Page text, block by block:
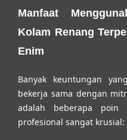
Manfaat
Kolam Renang
Enim
Banyak keuntungan
bekerja sama dengan
adalah beberapa poin
profesional sangat krusial: